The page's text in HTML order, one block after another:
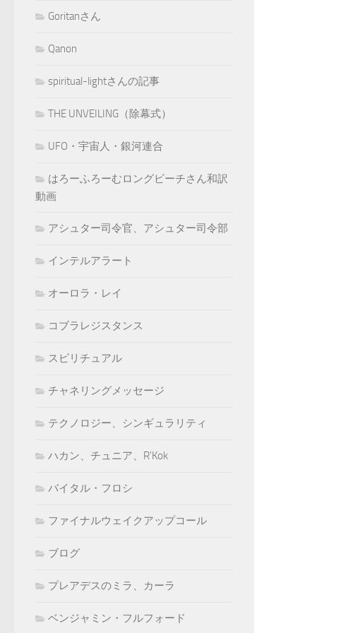
Goritanさん
Qanon
spiritual-lightさんの記事
THE UNVEILING（除幕式）
UFO・宇宙人・銀河連合
はろーふろーむロングビーチさん和訳
動画
アシュター司令官、アシュター司令部
インテルアラート
オーロラ・レイ
コブラレジスタンス
スピリチュアル
チャネリングメッセージ
テクノロジー、シンギュラリティ
ハカン、チュニア、R'Kok
バイタル・フロシ
ファイナルウェイクアップコール
ブログ
プレアデスのミラ、カーラ
ベンジャミン・フルフォード